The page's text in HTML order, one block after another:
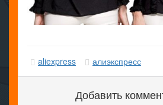
aliexpress алиэкспресс
Добавить